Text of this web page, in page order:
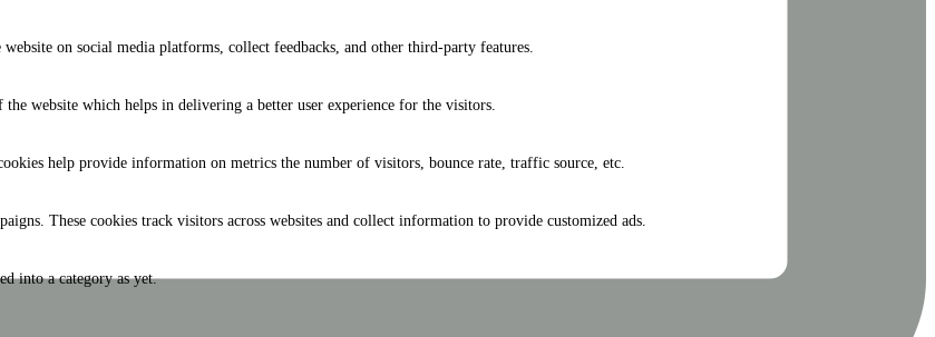
on social media platforms, collect feedbacks, and other third-party features.
website which helps in delivering a better user experience for the visitors.
help provide information on metrics the number of visitors, bounce rate, traffic source, etc.
These cookies track visitors across websites and collect information to provide customized ads.
into a category as yet.